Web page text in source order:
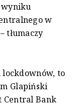
wyniku
w
tłumaczy
lockdownów, to
Glapiński
Central Bank